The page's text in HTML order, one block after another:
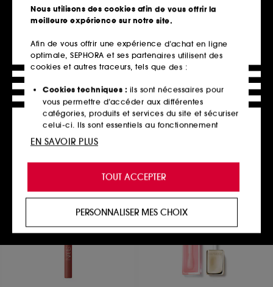
CLINIQUE
Anti-Blemish Solutions™
95
49,00€
8 teintes disponibles
DIOR
Crème Abricot
Soin fortifiant pour les ongles
95
35,00€
Nous utilisons des cookies afin de vous offrir la
meilleure expérience sur notre site.
Afin de vous offrir une expérience d’achat en ligne
optimale, SEPHORA et ses partenaires utilisent des
cookies et autres traceurs, tels que des :
Cookies techniques : ils sont nécessaires pour
vous permettre d’accéder aux différentes
catégories, produits et services du site et sécuriser
celui-ci. Ils sont essentiels au fonctionnement
technique du site et ne peuvent être désactivés.
de vous offrir une expérience enrichie et
personnalisée en vous recommandant des
produits, des services et des contenus qui
proposer des offres promotionnelles adaptées à
votre profil.
Cookies réseaux sociaux et publicité :
ils sont
utilisés pour vous présenter du contenu susceptible
de vous plaire via des publicités, y compris sur des
TOUT ACCEPTER
PERSONNALISER MES CHOIX
EN SAVOIR PLUS